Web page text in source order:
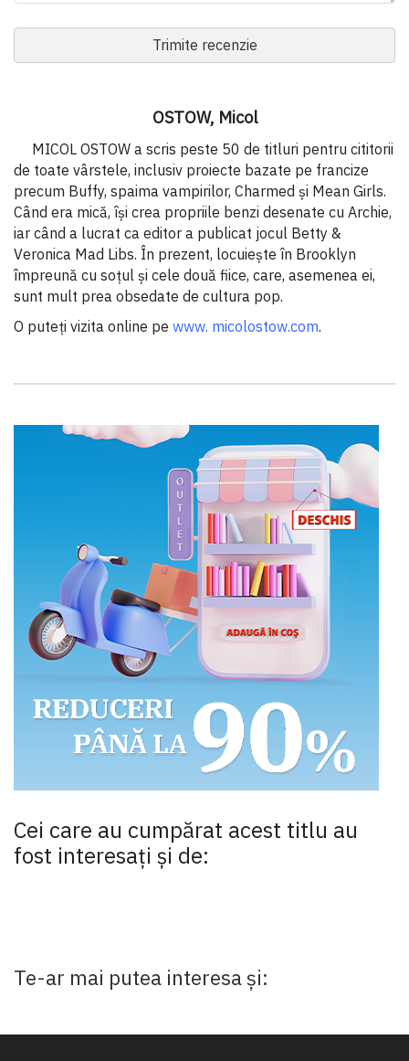
Trimite recenzie
OSTOW, Micol
MICOL OSTOW a scris peste 50 de titluri pentru cititorii
de toate vârstele, inclusiv proiecte bazate pe francize
precum Buffy, spaima vampirilor, Charmed și Mean Girls.
Când era mică, își crea propriile benzi desenate cu Archie,
iar când a lucrat ca editor a publicat jocul Betty &
Veronica Mad Libs. În prezent, locuiește în Brooklyn
împreună cu soțul și cele două fiice, care, asemenea ei,
sunt mult prea obsedate de cultura pop.
O puteți vizita online pe www. micolostow.com.
Cei care au cumpărat acest titlu au
fost interesaţi şi de:
Te-ar mai putea interesa și: